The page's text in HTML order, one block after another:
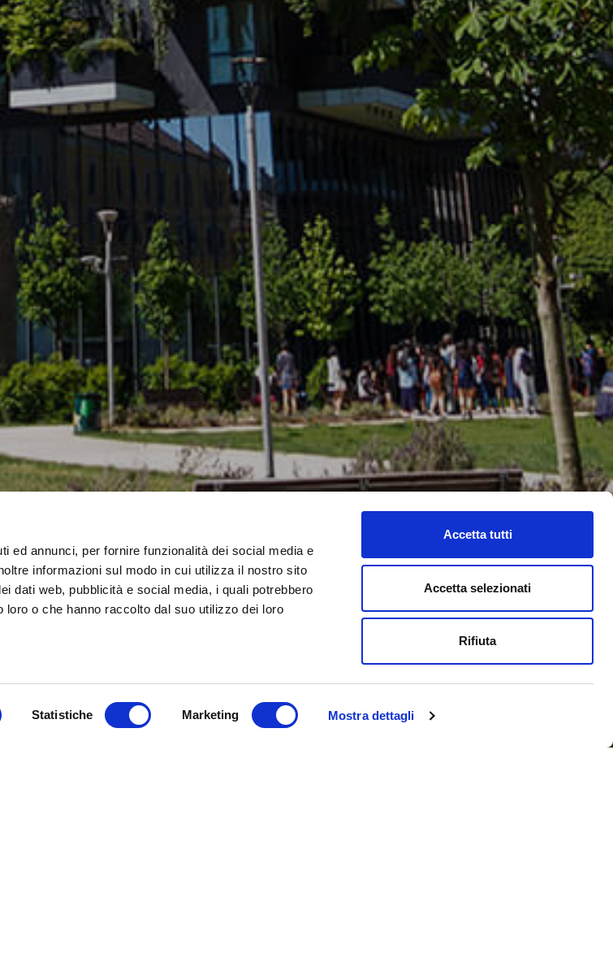
ed annunci, per fornire funzionalità dei social media e
informazioni sul modo in cui utilizza il nostro sito
dati web, pubblicità e social media, i quali potrebbero
o che hanno raccolto dal suo utilizzo dei loro
Statistiche Marketing Mostra dettagli
Accetta tutti
Accetta selezionati
Rifiuta
Leggi gli articoli
press